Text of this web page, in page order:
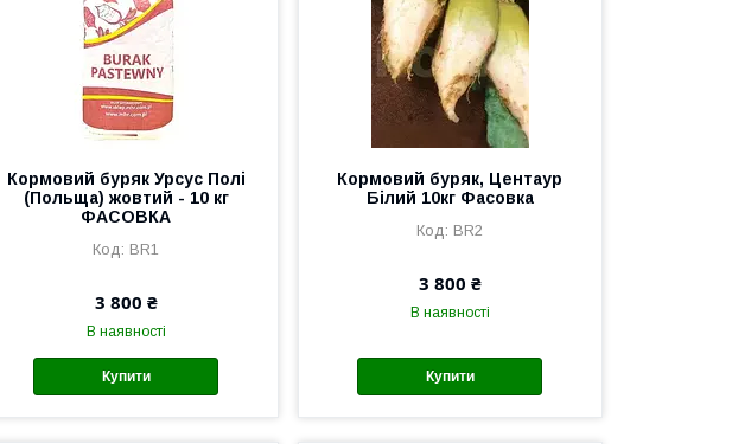
Кормовий буряк Урсус Полі
(Польща) жовтий - 10 кг
ФАСОВКА
BR1
3 800 ₴
В наявності
Купити
Кормовий буряк, Центаур
Білий 10кг Фасовка
BR2
3 800 ₴
В наявності
Купити